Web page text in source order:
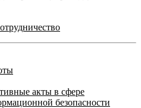
акты в сфере
безопасности